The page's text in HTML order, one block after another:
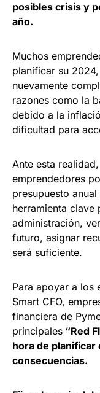
posibles crisis y
año.
Muchos
planificar su
nuevamente
razones como la
debido a la
dificultad para
Ante esta
emprendedores
presupuesto
herramienta clave
administración,
futuro, asignar
será suficiente.
Para apoyar a los
Smart CFO,
financiera de
principales “Red
hora de planificar
consecuencias.